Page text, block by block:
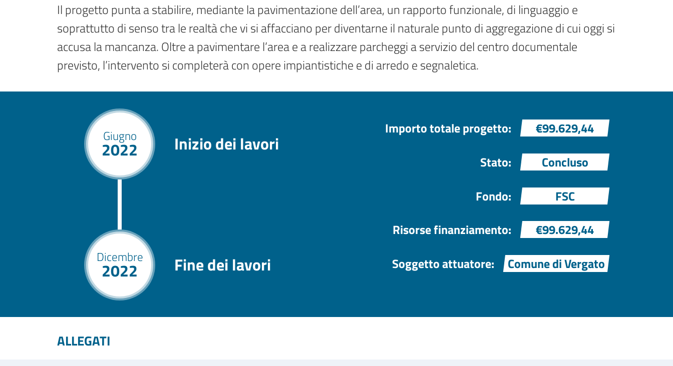
Il progetto punta a stabilire, mediante la pavimentazione dell’area, un rapporto funzionale, di linguaggio e
soprattutto di senso tra le realtà che vi si affacciano per diventarne il naturale punto di aggregazione di cui oggi si
accusa la mancanza. Oltre a pavimentare l’area e a realizzare parcheggi a servizio del centro documentale
previsto, l’intervento si completerà con opere impiantistiche e di arredo e segnaletica.
Giugno
2022 Inizio dei lavori
Dicembre
2022 Fine dei lavori
Importo totale progetto:
€99.629,44
Stato:
Concluso
Fondo:
FSC
Risorse finanziamento:
€99.629,44
Soggetto attuatore:
Comune di Vergato
ALLEGATI